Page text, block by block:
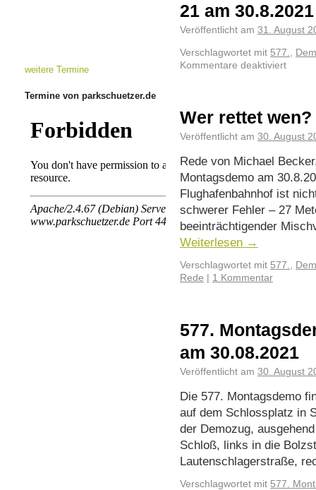
21 am 30.8.2021
Veröffentlicht am 31. August
Verschlagwortet mit 577.,
Kommentare deaktiviert
Wer rettet wen?
Veröffentlicht am 30. August
Rede von Michael
Montagsdemo am
Flughafenbahnhof ist
schwerer Fehler – 27
beeinträchtigender
Weiterlesen →
Verschlagwortet mit 577.,
Rede
1 Kommentar
577.
am 30.08.2021
Veröffentlicht am 30. August
Die 577. Montagsdemo
auf dem Schlossplatz in
der Demozug,
Schloß, links in die
Lautenschlagerstraße,
Verschlagwortet mit 577.
weitere Termine
Termine von parkschuetzer.de